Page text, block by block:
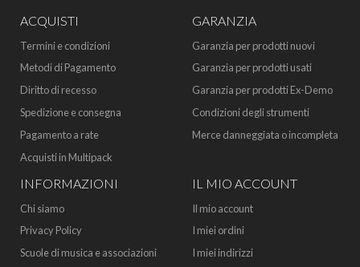
ACQUISTI
Termini e condizioni
Metodi di Pagamento
Diritto di recesso
Spedizione e consegna
Pagamento a rate
Acquisti in Multipack
GARANZIA
Garanzia per prodotti nuovi
Garanzia per prodotti usati
Garanzia per prodotti Ex-Demo
Condizioni degli strumenti
Merce danneggiata o incompleta
INFORMAZIONI
Chi siamo
Privacy Policy
Scuole di musica e associazioni
IL MIO ACCOUNT
Il mio account
I miei ordini
I miei indirizzi